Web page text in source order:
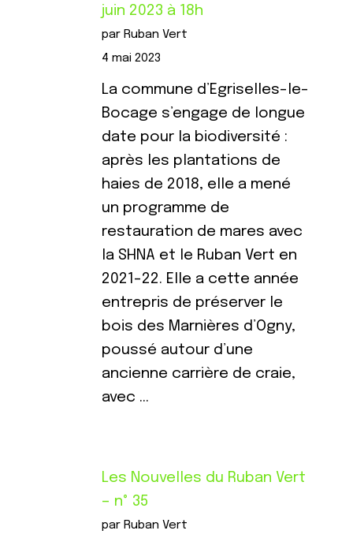
juin 2023 à 18h
par Ruban Vert
4 mai 2023
La commune d’Egriselles-le-
Bocage s’engage de longue
date pour la biodiversité :
après les plantations de
haies de 2018, elle a mené
un programme de
restauration de mares avec
la SHNA et le Ruban Vert en
2021-22. Elle a cette année
entrepris de préserver le
bois des Marnières d’Ogny,
poussé autour d’une
ancienne carrière de craie,
avec …
Les Nouvelles du Ruban Vert
– n° 35
par Ruban Vert